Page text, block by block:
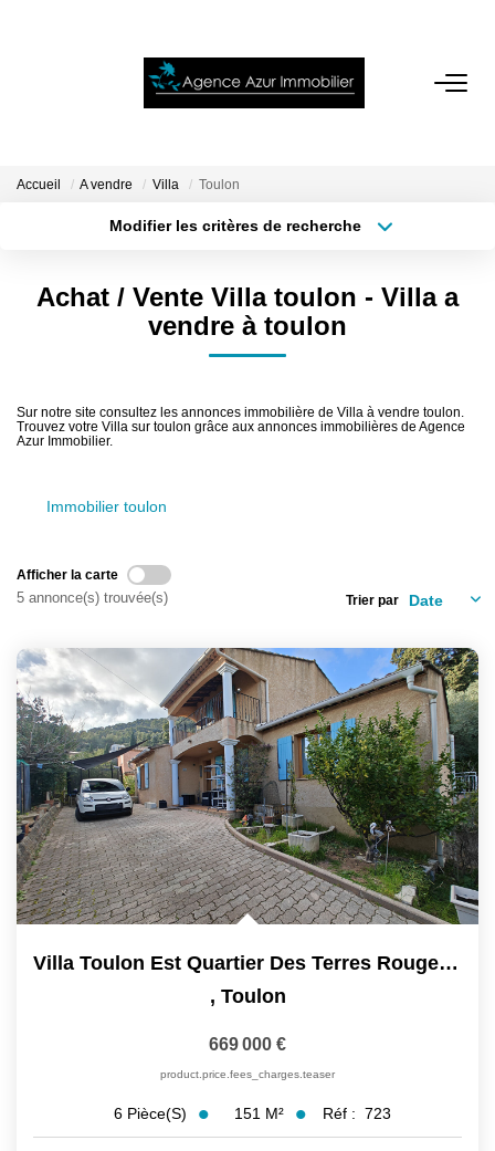
ACCUEIL
VENTES
NOTRE AGENCE
Accueil A vendre Villa Toulon
Modifier les critères de recherche
Budget max
Achat / Vente Villa toulon - Villa a
vendre à toulon
Sur notre site consultez les annonces immobilière de Villa à vendre toulon.
Trouvez votre Villa sur toulon grâce aux annonces immobilières de Agence
Azur Immobilier.
Immobilier toulon
Afficher la carte
5 annonce(s) trouvée(s) Trier par
Villa Toulon Est Quartier Des Terres Rouges 6 Pièces 151 M2...
, Toulon
669 000 €
product.price.fees_charges.teaser
6 Pièce(s) 151 M² Réf : 723